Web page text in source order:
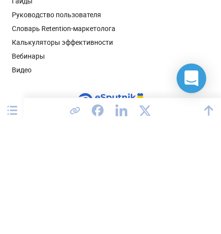
Руководство пользователя
Словарь Retention-маркетолога
Калькуляторы эффективности
Вебинары
Видео